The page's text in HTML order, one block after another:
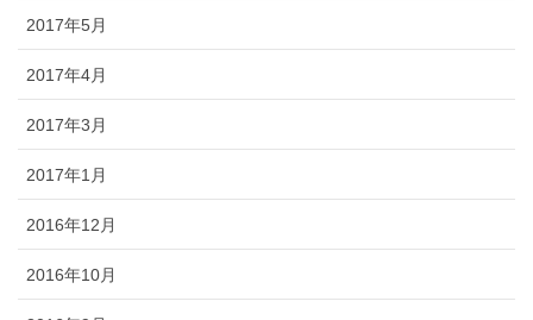
2017年5月
2017年4月
2017年3月
2017年1月
2016年12月
2016年10月